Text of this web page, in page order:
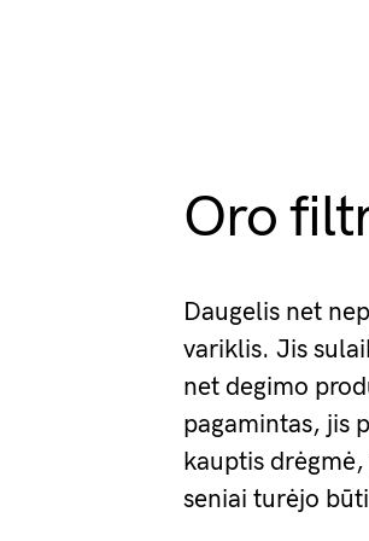
Oro
Daugelis net
variklis. Jis
net degimo
pagamintas, jis
kauptis
seniai turėjo